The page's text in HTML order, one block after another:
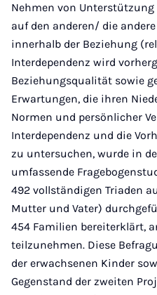
Nehmen von
auf den anderen/ die
innerhalb der Beziehung
Interdependenz wird
Beziehungsqualität sowie
Erwartungen, die ihren
Normen und persönlicher
Interdependenz und die
zu untersuchen, wurde in
umfassende
492 vollständigen Triaden
Mutter und Vater)
454 Familien bereiterklärt,
teilzunehmen. Diese
der erwachsenen Kinder
Gegenstand der zweiten